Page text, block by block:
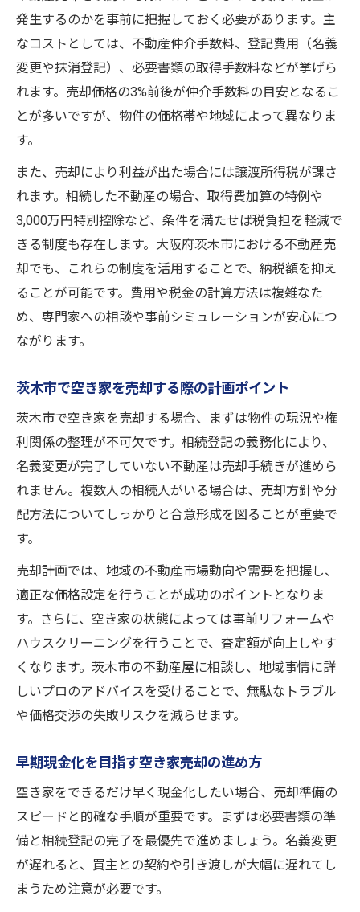
発生するのかを事前に把握しておく必要があります。主
なコストとしては、不動産仲介手数料、登記費用（名義
変更や抹消登記）、必要書類の取得手数料などが挙げら
れます。売却価格の3%前後が仲介手数料の目安となるこ
とが多いですが、物件の価格帯や地域によって異なりま
す。
また、売却により利益が出た場合には譲渡所得税が課さ
れます。相続した不動産の場合、取得費加算の特例や
3,000万円特別控除など、条件を満たせば税負担を軽減で
きる制度も存在します。大阪府茨木市における不動産売
却でも、これらの制度を活用することで、納税額を抑え
ることが可能です。費用や税金の計算方法は複雑なた
め、専門家への相談や事前シミュレーションが安心につ
ながります。
茨木市で空き家を売却する際の計画ポイント
茨木市で空き家を売却する場合、まずは物件の現況や権
利関係の整理が不可欠です。相続登記の義務化により、
名義変更が完了していない不動産は売却手続きが進めら
れません。複数人の相続人がいる場合は、売却方針や分
配方法についてしっかりと合意形成を図ることが重要で
す。
売却計画では、地域の不動産市場動向や需要を把握し、
適正な価格設定を行うことが成功のポイントとなりま
す。さらに、空き家の状態によっては事前リフォームや
ハウスクリーニングを行うことで、査定額が向上しやす
くなります。茨木市の不動産屋に相談し、地域事情に詳
しいプロのアドバイスを受けることで、無駄なトラブル
や価格交渉の失敗リスクを減らせます。
早期現金化を目指す空き家売却の進め方
空き家をできるだけ早く現金化したい場合、売却準備の
スピードと的確な手順が重要です。まずは必要書類の準
備と相続登記の完了を最優先で進めましょう。名義変更
が遅れると、買主との契約や引き渡しが大幅に遅れてし
まうため注意が必要です。